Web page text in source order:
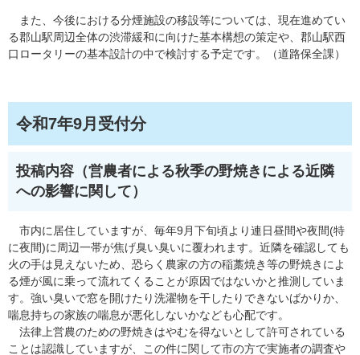
また、今後における分煙施設の移設等については、現在進めてい
る郡山駅周辺全体の渋滞緩和に向けた基本構想の策定や、郡山駅西
口ロータリーの基本設計の中で検討する予定です。（道路保全課）
令和7年9月受付分
投稿内容（営農者による秋季の野焼きによる近隣
への影響に関して​）
市内に居住していますが、毎年9月下旬頃より連日昼間や夜間(特
に夜間)に周辺一帯が焦げ臭い臭いに覆われます。近隣を確認しても
火の手は見えないため、恐らく農家の方の稲藁焼き等の野焼きによ
る煙が風に乗って流れてくることが原因ではないかと推測していま
す。強い臭いで窓を開けたり洗濯物を干したりできないばかりか、
喘息持ちの家族の喘息が悪化しないかなども心配です。
法律上営農のための野焼きはやむを得ないとして許可されている
ことは認識していますが、この件に関して市の方で実施者の調査や